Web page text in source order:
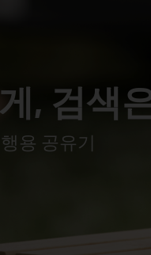
, 검색
용 공유기